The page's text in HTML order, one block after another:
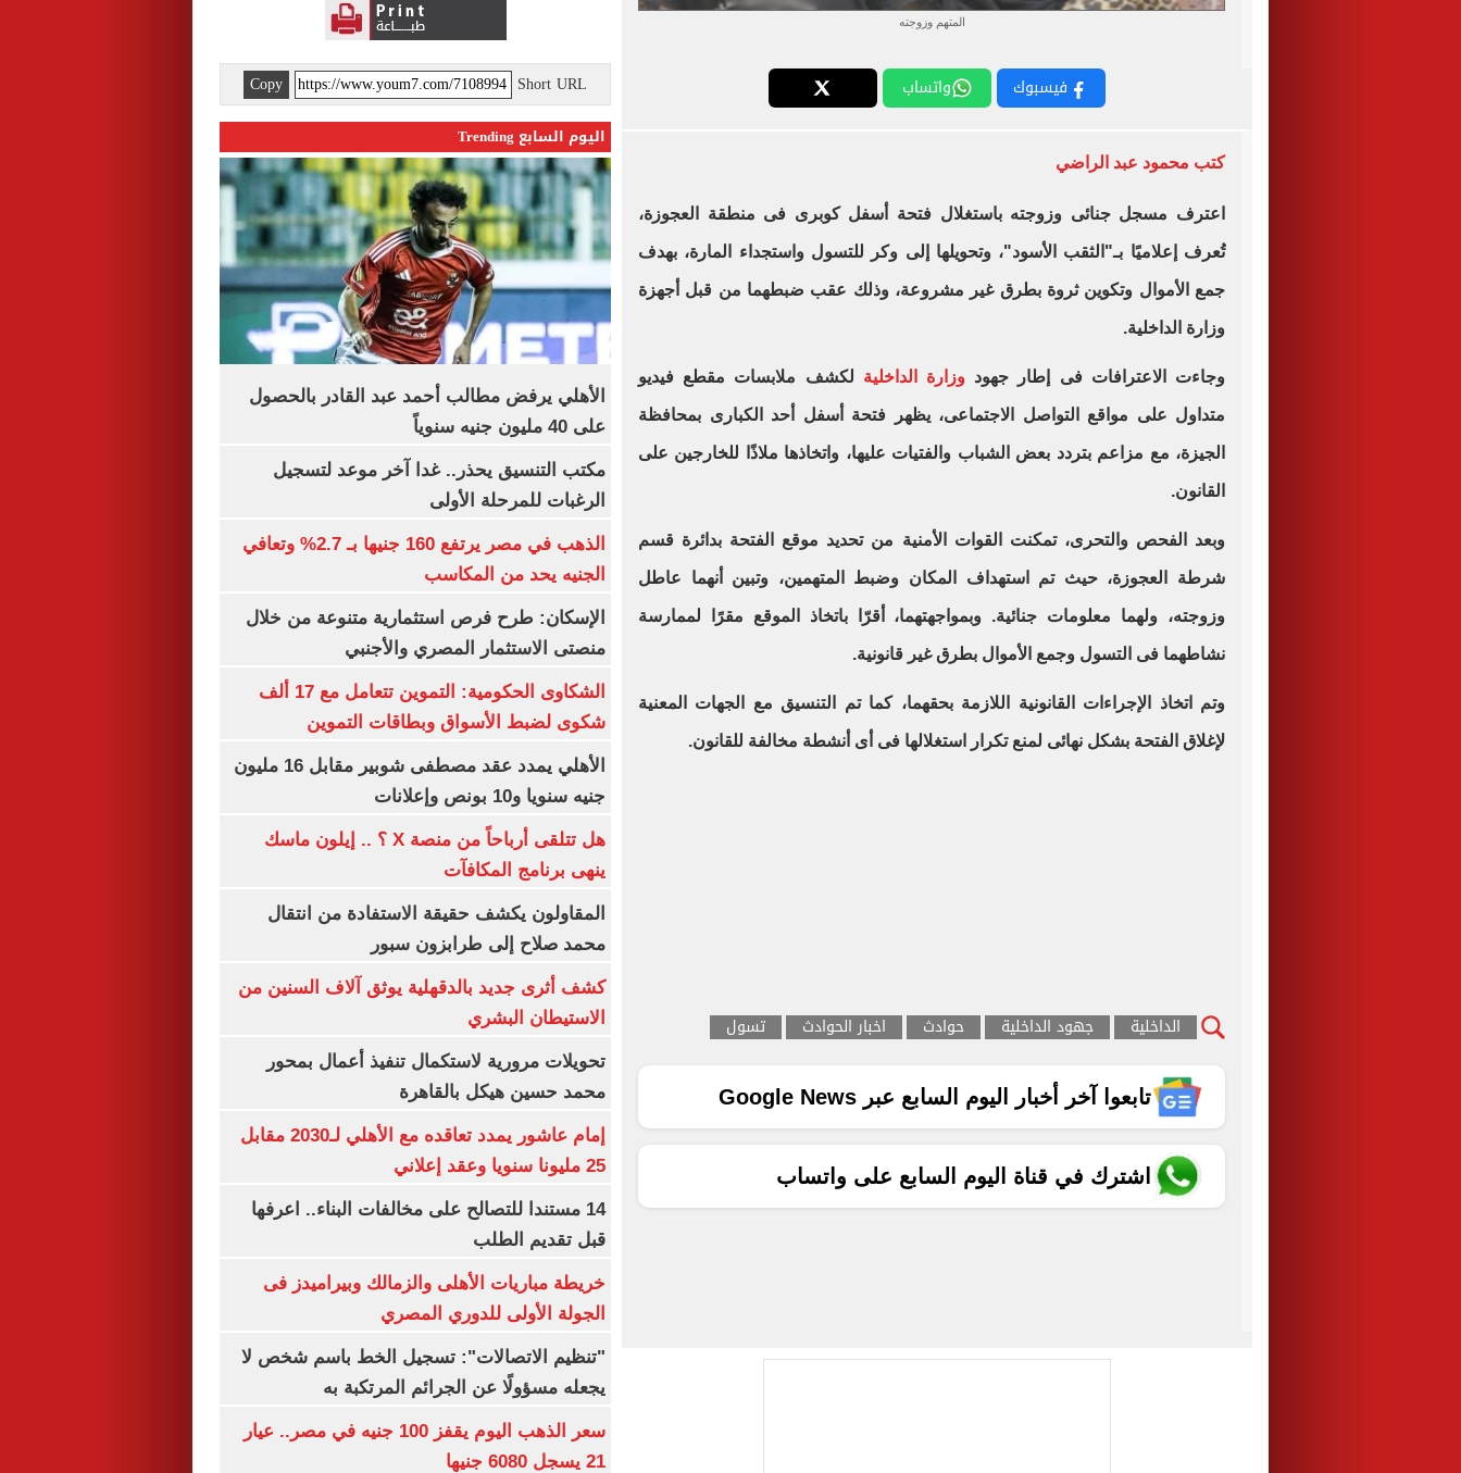
المتهم وزوجته
فيسبوك واتساب
كتب محمود عبد الراضي
اعترف مسجل جنائى وزوجته باستغلال فتحة أسفل كوبرى فى منطقة العجوزة،
تُعرف إعلاميًا بـ"الثقب الأسود"، وتحويلها إلى وكر للتسول واستجداء المارة، بهدف
جمع الأموال وتكوين ثروة بطرق غير مشروعة، وذلك عقب ضبطهما من قبل أجهزة
وزارة الداخلية.
وجاءت الاعترافات فى إطار جهود وزارة الداخلية لكشف ملابسات مقطع فيديو
متداول على مواقع التواصل الاجتماعى، يظهر فتحة أسفل أحد الكبارى بمحافظة
الجيزة، مع مزاعم بتردد بعض الشباب والفتيات عليها، واتخاذها ملاذًا للخارجين على
القانون.
وبعد الفحص والتحرى، تمكنت القوات الأمنية من تحديد موقع الفتحة بدائرة قسم
شرطة العجوزة، حيث تم استهداف المكان وضبط المتهمين، وتبين أنهما عاطل
وزوجته، ولهما معلومات جنائية. وبمواجهتهما، أقرّا باتخاذ الموقع مقرًا لممارسة
نشاطهما فى التسول وجمع الأموال بطرق غير قانونية.
وتم اتخاذ الإجراءات القانونية اللازمة بحقهما، كما تم التنسيق مع الجهات المعنية
لإغلاق الفتحة بشكل نهائى لمنع تكرار استغلالها فى أى أنشطة مخالفة للقانون.
الداخلية جهود الداخلية حوادث اخبار الحوادث تسول
تابعوا آخر أخبار اليوم السابع عبر Google News
اشترك في قناة اليوم السابع على واتساب
Short URL
Copy
اليوم السابع Trending
الأهلي يرفض مطالب أحمد عبد القادر بالحصول
على 40 مليون جنيه سنوياً
مكتب التنسيق يحذر.. غدا آخر موعد لتسجيل
الرغبات للمرحلة الأولى
الذهب في مصر يرتفع 160 جنيها بـ 2.7% وتعافي
الجنيه يحد من المكاسب
الإسكان: طرح فرص استثمارية متنوعة من خلال
منصتى الاستثمار المصري والأجنبي
الشكاوى الحكومية: التموين تتعامل مع 17 ألف
شكوى لضبط الأسواق وبطاقات التموين
الأهلي يمدد عقد مصطفى شوبير مقابل 16 مليون
جنيه سنويا و10 بونص وإعلانات
هل تتلقى أرباحاً من منصة X ؟ .. إيلون ماسك
ينهى برنامج المكافآت
المقاولون يكشف حقيقة الاستفادة من انتقال
محمد صلاح إلى طرابزون سبور
كشف أثرى جديد بالدقهلية يوثق آلاف السنين من
الاستيطان البشري
تحويلات مرورية لاستكمال تنفيذ أعمال بمحور
محمد حسين هيكل بالقاهرة
إمام عاشور يمدد تعاقده مع الأهلي لـ2030 مقابل
25 مليونا سنويا وعقد إعلاني
14 مستندا للتصالح على مخالفات البناء.. اعرفها
قبل تقديم الطلب
خريطة مباريات الأهلى والزمالك وبيراميدز فى
الجولة الأولى للدوري المصري
"تنظيم الاتصالات": تسجيل الخط باسم شخص لا
يجعله مسؤولًا عن الجرائم المرتكبة به
سعر الذهب اليوم يقفز 100 جنيه في مصر.. عيار
21 يسجل 6080 جنيها